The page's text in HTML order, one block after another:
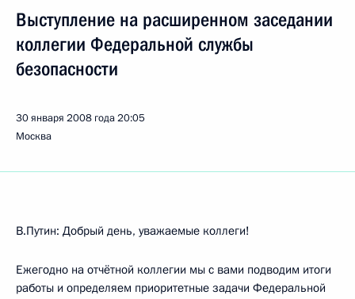
Выступление на расширенном заседании
коллегии Федеральной службы
безопасности
30 января 2008 года20:05
Москва
В.Путин: Добрый день, уважаемые коллеги!
Ежегодно на отчётной коллегии мы с вами подводим итоги
работы и определяем приоритетные задачи Федеральной